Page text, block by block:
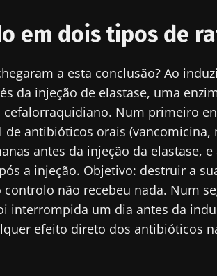
em dois tipos de
a esta conclusão? Ao
da injeção de elastase, uma
Num primeiro
antibióticos orais (vancomicina,
antes da injeção da elastase,
a injeção. Objetivo: destruir a
não recebeu nada. Num
interrompida um dia antes da
efeito direto dos antibióticos